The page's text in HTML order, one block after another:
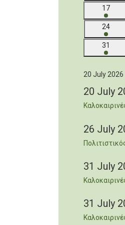
7
events
17
5
events
24
4
events
31
20 July 2026
20 July
26 July
31 July
31 July